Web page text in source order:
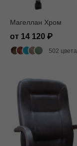
Магеллан Хром
от 14 120
502 цвета